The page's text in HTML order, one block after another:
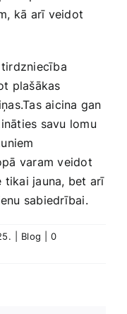
kā arī veidot
plašākas
aicina gan
savu lomu
varam veidot
tikai‌ jauna, bet ⁤arī
sabiedrībai.
Blog
0